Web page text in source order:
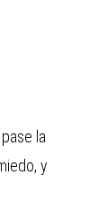
la
y